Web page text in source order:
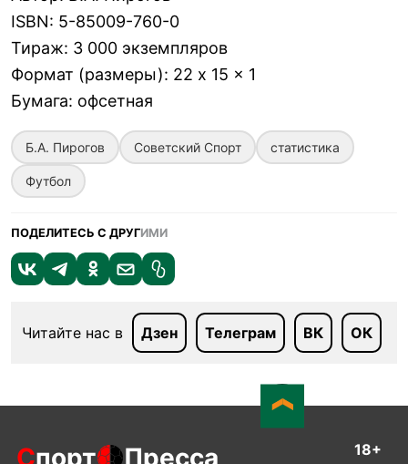
ISBN: 5-85009-760-0
Тираж: 3 000 экземпляров
Формат (размеры): 22 x 15 x 1
Бумага: офсетная
Б.А. Пирогов Советский Спорт статистика
Футбол
ПОДЕЛИТЕСЬ С ДРУГИМИ
Читайте нас в Дзен Телеграм ВК ОК
Спорт Пресса 18+